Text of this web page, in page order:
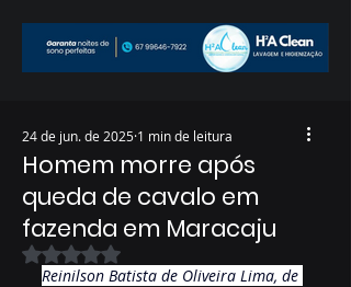
Homem morre após
queda de cavalo em
fazenda em Maracaju
24 de jun. de 2025 1 min de leitura
Avaliado com NaN de 5 estrelas.
Reinilson Batista de Oliveira Lima, de